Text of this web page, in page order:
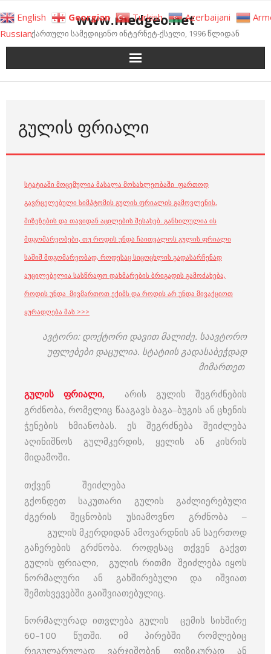
to
content
www.medgeo.net
ქართული სამედიცინო ინტერნეტ-ქსელი, 1996 წლიდან
ᲒᲣᲚᲘᲡ ᲤᲠᲘᲐᲚᲘ
სტატიაში მოცემულია მასალა მოსახლეობაში ფართოდ
გავრცელებული სიმპტომის გულის ფრიალის გამოვლენის,
მიზეზების და თავიდან აცილების შესახებ. განხილულია ის
მდგომარეობები, თუ როდის უნდა ჩაითვალოს გულის ფრიალი
საშიშ მდგომარეობად, როდესაც სიცოცხლის გადასარჩენად
აუცილებელია სასწრაფო დახმარების ბრიგადის გამოძახება,
როდის უნდა მივმართოთ ექიმს და როდის არ უნდა მივაქციოთ
ყურადღება მას >>>
ავტორი: დოქტორი დავით მალიძე. საავტორო
უფლებები დაცულია. სტატიის გადასაბეჭდად
მიმართეთ
გულის ფრიალი,
არის გულის შეგრძნების
გრძნობა, რომელიც წააგავს ბაგა–ბუგის ან ცხენის
ჭენების ხმიანობას. ეს შეგრძნება შეიძლება
აღინიშნოს გულმკერდის, ყელის ან კისრის
მიდამოში.
თქვენ შეიძლება
გქონდეთ საკუთარი გულის გაძლიერებული
ძგერის შეცნობის უსიამოვნო გრძნობა –
გულის მკერდიდან ამოვარდნის ან საერთოდ
გაჩერების გრძნობა. როდესაც თქვენ გაქვთ
გულის ფრიალი, გულის რითმი შეიძლება იყოს
ნორმალური ან გახშირებული და იშვიათ
შემთხვევებში გაიშვიათებულიც.
ნორმალურად ითვლება გულის ცემის სიხშირე
60–100 წუთში. იმ პირებში რომლებიც
რეგულარულად ვარჯიშობენ ფიზიკურად ან
English Georgian Turkish Azerbaijani
Russian